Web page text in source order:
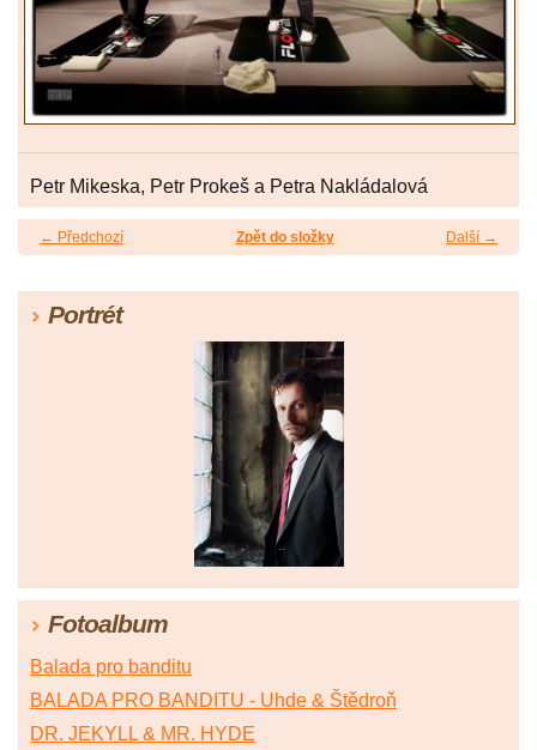
Petr Mikeska, Petr Prokeš a Petra Nakládalová
← Předchozí Další →
Zpět do složky
Portrét
Fotoalbum
Balada pro banditu
BALADA PRO BANDITU - Uhde & Štědroň
DR. JEKYLL & MR. HYDE